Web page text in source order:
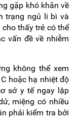
gặp khó khăn về
trạng ngủ li bì và
thấy trẻ có thể
vấn đề về nhiễm
không thể xem
hoặc hạ nhiệt độ
sở y tế ngay lập
miệng có nhiều
phải kiểm tra bởi